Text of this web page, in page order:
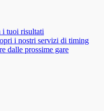
i tuoi risultati
i nostri servizi di timing
dalle prossime gare